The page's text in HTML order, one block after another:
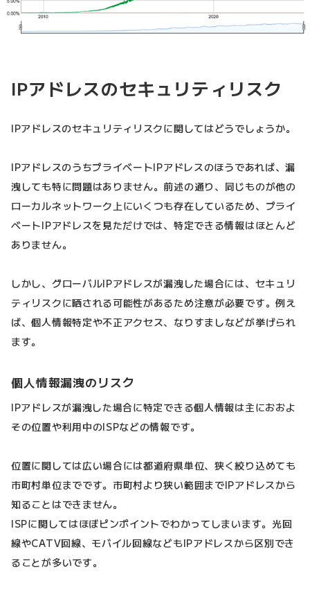
IPアドレスのセキュリティリスク
IPアドレスのセキュリティリスクに関してはどうでしょうか。
IPアドレスのうちプライベートIPアドレスのほうであれば、漏
洩しても特に問題はありません。前述の通り、同じものが他の
ローカルネットワーク上にいくつも存在しているため、プライ
ベートIPアドレスを見ただけでは、特定できる情報はほとんど
ありません。
しかし、グローバルIPアドレスが漏洩した場合には、セキュリ
ティリスクに晒される可能性があるため注意が必要です。例え
ば、個人情報特定や不正アクセス、なりすましなどが挙げられ
ます。
個人情報漏洩のリスク
IPアドレスが漏洩した場合に特定できる個人情報は主におおよ
その位置や利用中のISPなどの情報です。
位置に関しては広い場合には都道府県単位、狭く絞り込めても
市町村単位までです。市町村より狭い範囲までIPアドレスから
知ることはできません。
ISPに関してはほぼピンポイントでわかってしまいます。光回
線やCATV回線、モバイル回線などもIPアドレスから区別でき
ることが多いです。